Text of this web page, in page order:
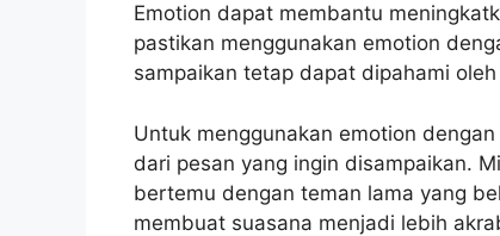
Emotion dapat membantu
pastikan menggunakan emotion
sampaikan tetap dapat dipahami
Untuk menggunakan emotion
dari pesan yang ingin disampaikan.
bertemu dengan teman lama yang
membuat suasana menjadi lebih